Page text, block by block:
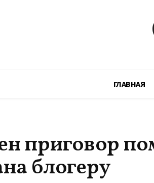
ГЛАВНАЯ
приговор
блогеру